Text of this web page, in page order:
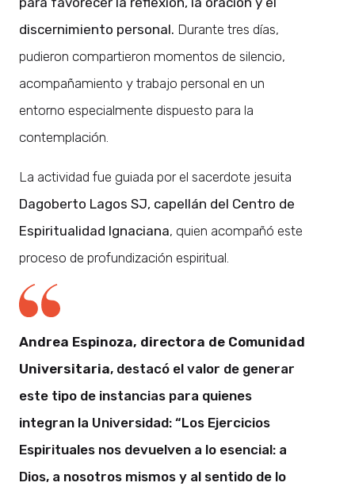
discernimiento personal. Durante tres días,
pudieron compartieron momentos de silencio,
acompañamiento y trabajo personal en un
entorno especialmente dispuesto para la
contemplación.
La actividad fue guiada por el sacerdote jesuita
Dagoberto Lagos SJ, capellán del Centro de
Espiritualidad Ignaciana, quien acompañó este
proceso de profundización espiritual.
Andrea Espinoza, directora de Comunidad
Universitaria, destacó el valor de generar
este tipo de instancias para quienes
integran la Universidad: “Los Ejercicios
Espirituales nos devuelven a lo esencial: a
Dios, a nosotros mismos y al sentido de lo